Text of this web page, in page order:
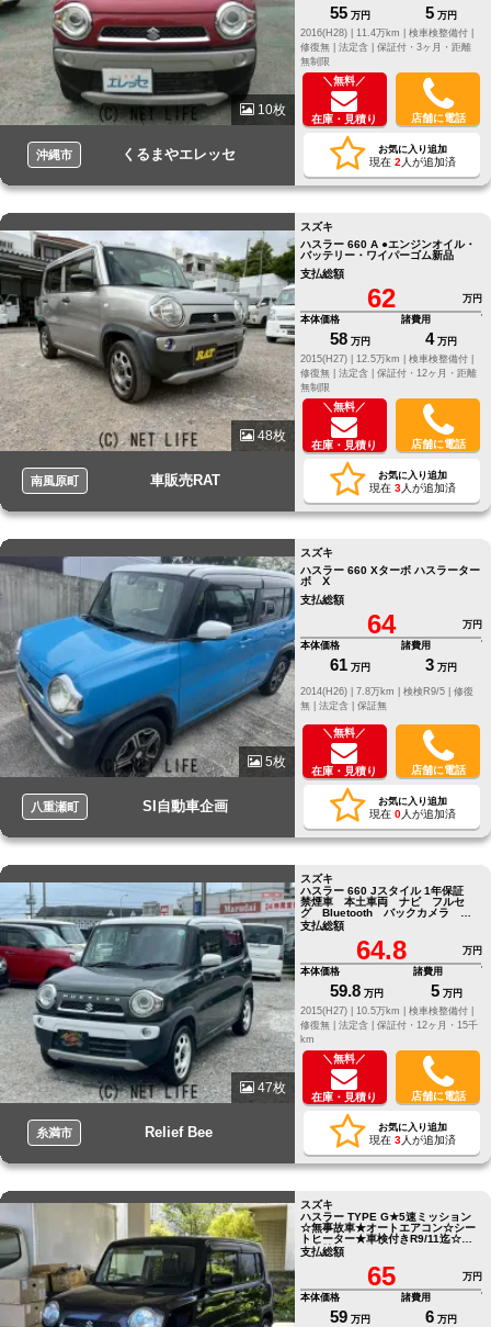
10枚
沖縄市 くるまやエレッセ
55 万円 5 万円
2016(H28) |
11.4万km |
検車検整備付 |
修復無 | 法定含 | 保証付・3ヶ月・距離
無制限
＼無料／
在庫・見積り 店舗に電話
お気に入り追加
現在 2 人が追加済
48枚
南風原町 車販売RAT
スズキ
ハスラー 660 A ●エンジンオイル・
バッテリー・ワイパーゴム新品
支払総額
62
万円
本体価格
58 万円
諸費用
4 万円
2015(H27) |
12.5万km |
検車検整備付 |
修復無 | 法定含 | 保証付・12ヶ月・距離
無制限
＼無料／
在庫・見積り 店舗に電話
お気に入り追加
現在 3人が追加済
5枚
八重瀬町 SI自動車企画
スズキ
ハスラー 660 Xターボ ハスラーター
ボ Ⅹ
支払総額
64
万円
本体価格
61 万円
諸費用
3 万円
修復
無 | 法定含 | 保証無
＼無料／
在庫・見積り 店舗に電話
お気に入り追加
現在 0人が追加済
47枚
糸満市 Relief Bee
スズキ
ハスラー 660 Jスタイル 1年保証
禁煙車 本土車両 ナビ フルセ
グ Bluetooth バックカメラ 革
巻きステアリング
支払総額
64.8
万円
本体価格
59.8 万円
諸費用
5 万円
2015(H27) |
10.5万km |
検車検整備付 |
修復無 | 法定含 | 保証付・12ヶ月・15千
km
＼無料／
在庫・見積り 店舗に電話
お気に入り追加
現在 3人が追加済
スズキ
ハスラー TYPE G★5速ミッション
☆無事故車★オートエアコン☆シー
トヒーター★車検付きR9/11迄☆早
い者勝ち★ ●他店にてローンNGだっ
たお客様でもお気軽にご相談くださ
い●LINE ID[@805icatl]
支払総額
65
万円
本体価格
59 万円
諸費用
6 万円